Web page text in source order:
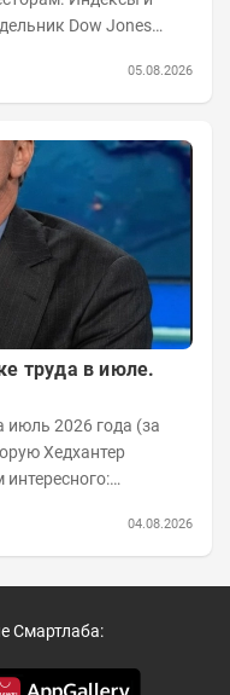
Dow Jones
05.08.2026
труда в июле.
04.08.2026
Смартлаба: